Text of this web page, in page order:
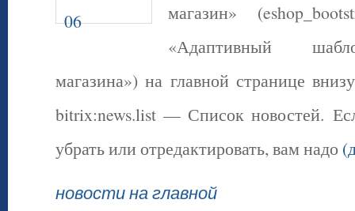
магазин»
«Адаптивный
магазина») на главной странице
bitrix:news.list — Список новостей.
убрать или отредактировать, вам надо
новости на главной